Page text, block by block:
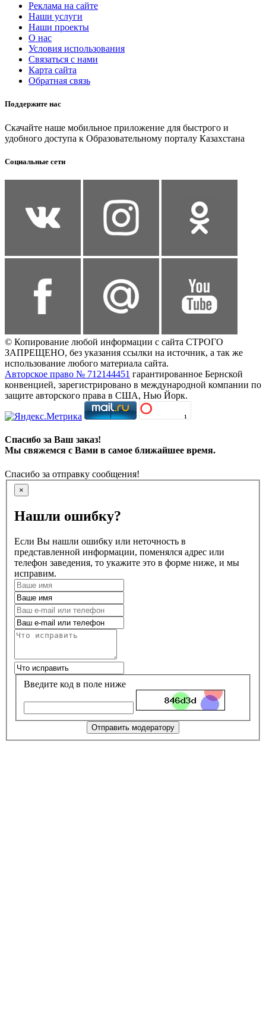
Реклама на сайте
Наши услуги
Наши проекты
О нас
Условия использования
Связаться с нами
Карта сайта
Обратная связь
Поддержите нас
Скачайте наше мобильное приложение для быстрого и
удобного доступа к Образовательному порталу Казахстана
Социальные сети
© Копирование любой информации с сайта СТРОГО
ЗАПРЕЩЕНО, без указания ссылки на источник, а так же
использование любого материала сайта.
Авторское право № 712144451 гарантированное Бернской
конвенцией, зарегистрировано в международной компании по
защите авторского права в США, Нью Йорк.
Спасибо за Ваш заказ!
Мы свяжемся с Вами в самое ближайшее время.
Спасибо за отправку сообщения!
×
Нашли ошибку?
Если Вы нашли ошибку или неточность в
представленной информации, поменялся адрес или
телефон заведения, то укажите это в форме ниже, и мы
исправим.
Введите код в поле ниже
Отправить модератору